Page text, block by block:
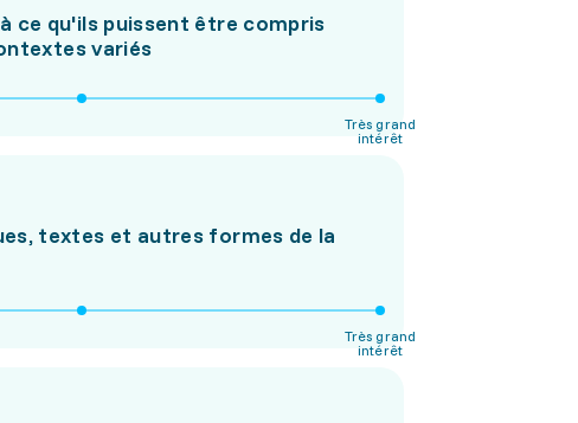
ce qu'ils puissent être compris
variés
Très grand
intérêt
textes et autres formes de la
Très grand
intérêt